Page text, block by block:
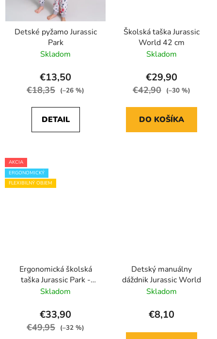
Detské pyžamo Jurassic
Park
Skladom
€13,50
€18,35 (–26 %)
DETAIL
Školská taška Jurassic
World 42 cm
Skladom
€29,90
€42,90 (–30 %)
DO KOŠÍKA
AKCIA
ERGONOMICKÝ
FLEXIBILNÝ OBJEM
Ergonomická školská
taška Jurassic Park -
zväčšujúca sa
Skladom
€33,90
€49,95 (–32 %)
Detský manuálny
dáždnik Jurassic World
Skladom
€8,10